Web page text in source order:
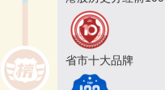
省市十大品牌